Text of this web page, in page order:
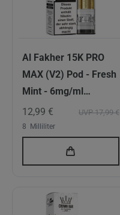
Al Fakher 15K PRO
MAX (V2) Pod - Fresh
Mint - 6mg/ml
Nikotingehalt - DTL
UVP 17,99 €
12,99 €
8 Milliliter